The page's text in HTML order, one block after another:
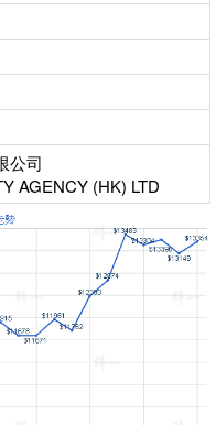
公司
AGENCY (HK) LTD